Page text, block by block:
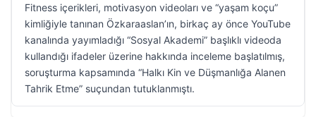
Fitness içerikleri, motivasyon videoları ve “yaşam koçu”
kimliğiyle tanınan Özkaraaslan’ın, birkaç ay önce YouTube
kanalında yayımladığı “Sosyal Akademi” başlıklı videoda
kullandığı ifadeler üzerine hakkında inceleme başlatılmış,
soruşturma kapsamında “Halkı Kin ve Düşmanlığa Alanen
Tahrik Etme” suçundan tutuklanmıştı.